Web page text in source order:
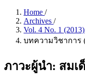
Home /
Archives /
Vol. 4 No. 1
บทความวิชาการ
ภาวะผู้นำ: สมเ